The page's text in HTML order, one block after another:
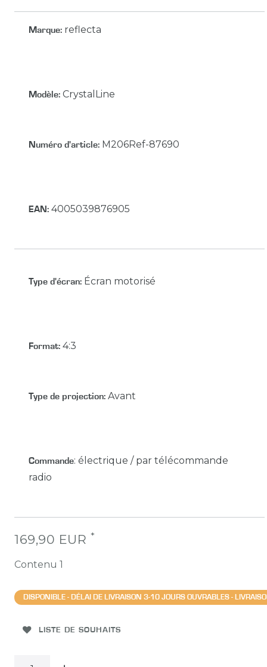
Marque: reflecta
Modèle: CrystalLine
Numéro d'article: M206Ref-87690
EAN: 4005039876905
Type d'écran: Écran motorisé
Format: 4:3
Type de projection: Avant
Commande: électrique / par télécommande
radio
169,90 EUR *
Contenu 1
DISPONIBLE - DÉLAI DE LIVRAISON 3-10 JOURS OUVRABLES -
LISTE DE SOUHAITS